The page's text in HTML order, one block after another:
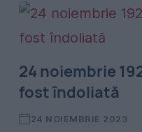
24 noiembrie
fost îndoliată
24 NOIEMBRIE 2023